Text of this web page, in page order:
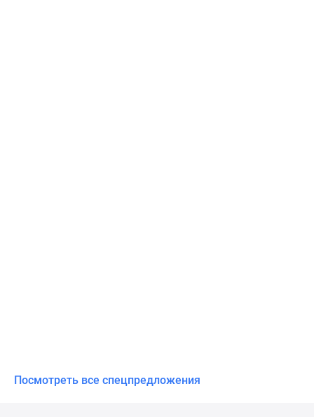
Посмотреть все спецпредложения